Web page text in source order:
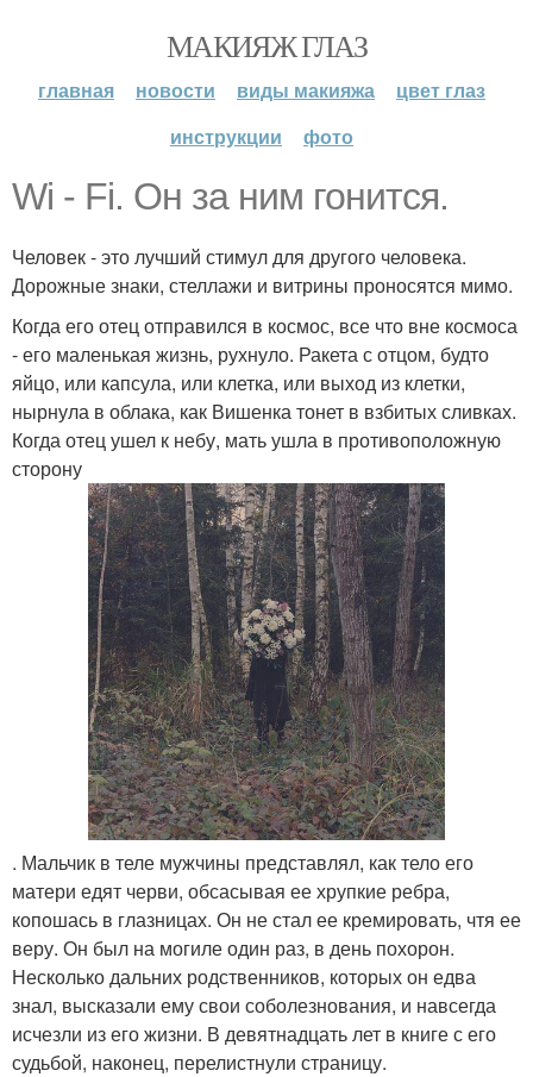
МАКИЯЖ ГЛАЗ
главная новости виды макияжа
цвет глаз
инструкции
фото
Wi - Fi. Он за ним гонится.
Человек - это лучший стимул для другого человека.
Дорожные знаки, стеллажи и витрины проносятся мимо.
Когда его отец отправился в космос, все что вне космоса
- его маленькая жизнь, рухнуло. Ракета с отцом, будто
яйцо, или капсула, или клетка, или выход из клетки,
нырнула в облака, как Вишенка тонет в взбитых сливках.
Когда отец ушел к небу, мать ушла в противоположную
сторону
. Мальчик в теле мужчины представлял, как тело его
матери едят черви, обсасывая ее хрупкие ребра,
копошась в глазницах. Он не стал ее кремировать, чтя ее
веру. Он был на могиле один раз, в день похорон.
Несколько дальних родственников, которых он едва
знал, высказали ему свои соболезнования, и навсегда
исчезли из его жизни. В девятнадцать лет в книге с его
судьбой, наконец, перелистнули страницу.